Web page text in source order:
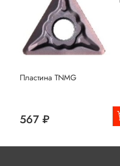
Пластина TNMG
567 ₽